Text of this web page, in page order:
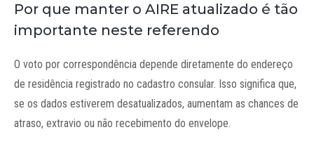
Por que manter o AIRE atualizado é tão
importante neste referendo
O voto por correspondência depende diretamente do endereço
de residência registrado no cadastro consular. Isso significa que,
se os dados estiverem desatualizados, aumentam as chances de
atraso, extravio ou não recebimento do envelope.